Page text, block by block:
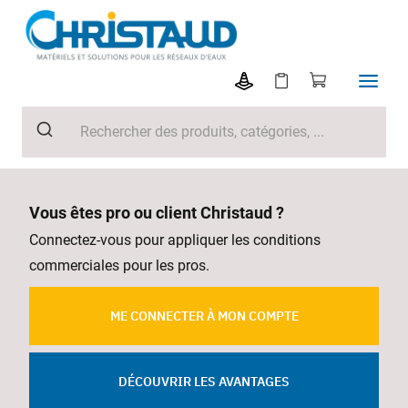
Vous êtes pro ou client Christaud ?
Connectez-vous pour appliquer les conditions
commerciales pour les pros.
ME CONNECTER À MON COMPTE
DÉCOUVRIR LES AVANTAGES